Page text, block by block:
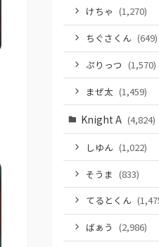
けちゃ (1,270)
ちぐさくん (649)
ぷりっつ (1,570)
まぜ太 (1,459)
Knight A (4,824)
しゆん (1,022)
そうま (833)
てるとくん
ばぁう (2,986)